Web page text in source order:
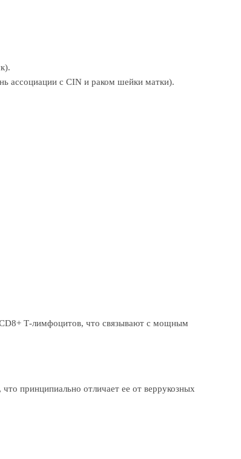
ассоциации с CIN и раком шейки матки).
CD8+ Т-лимфоцитов, что связывают с мощным
принципиально отличает ее от веррукозных